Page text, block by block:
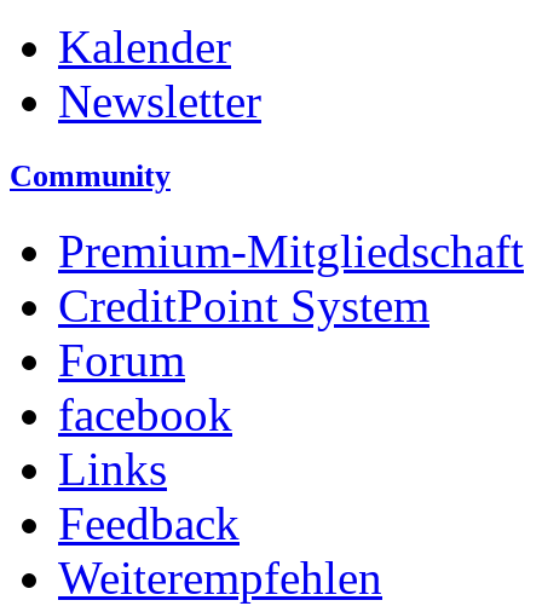
Kalender
Newsletter
Community
Premium-Mitgliedschaft
CreditPoint System
Forum
facebook
Links
Feedback
Weiterempfehlen